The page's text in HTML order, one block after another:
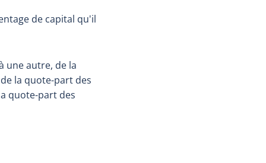
de capital qu'il
une autre, de la
la quote-part des
quote-part des